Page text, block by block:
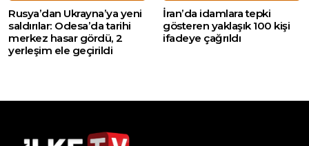
Rusya’dan Ukrayna’ya yeni
saldırılar: Odesa’da tarihi
merkez hasar gördü, 2
yerleşim ele geçirildi
İran’da idamlara tepki
gösteren yaklaşık 100 kişi
ifadeye çağrıldı